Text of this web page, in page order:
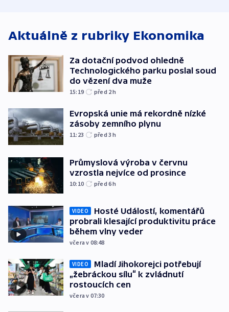
Aktuálně z rubriky Ekonomika
Za dotační podvod ohledně
Technologického parku poslal soud
do vězení dva muže
15:19 před 2h
Evropská unie má rekordně nízké
zásoby zemního plynu
11:23 před 3h
Průmyslová výroba v červnu
vzrostla nejvíce od prosince
10:10 před 6h
VIDEO
Hosté Událostí, komentářů
probrali klesající produktivitu práce
během vlny veder
včera v 08:48
VIDEO
Mladí Jihokorejci potřebují
„žebráckou sílu“ k zvládnutí
rostoucích cen
včera v 07:30